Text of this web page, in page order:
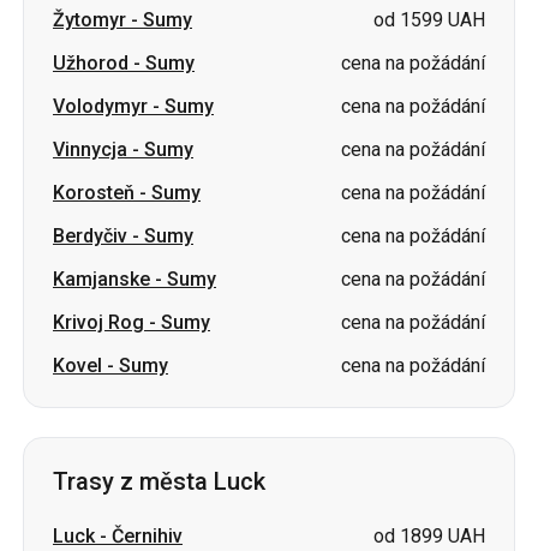
Žytomyr - Sumy
od 1599 UAH
Užhorod - Sumy
cena na požádání
Volodymyr - Sumy
cena na požádání
Vinnycja - Sumy
cena na požádání
Korosteň - Sumy
cena na požádání
Berdyčiv - Sumy
cena na požádání
Kamjanske - Sumy
cena na požádání
Krivoj Rog - Sumy
cena na požádání
Kovel - Sumy cena na požádání
Trasy z města Luck
Luck- Černihiv
od 1899 UAH